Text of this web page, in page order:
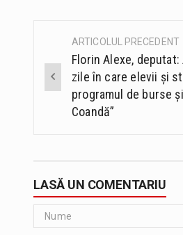
Post
navigation
ARTICOLUL PRECEDENT
Florin Alexe,
zile în care elevii și
programul de burse
Coandă”
LASĂ UN COMENTARIU